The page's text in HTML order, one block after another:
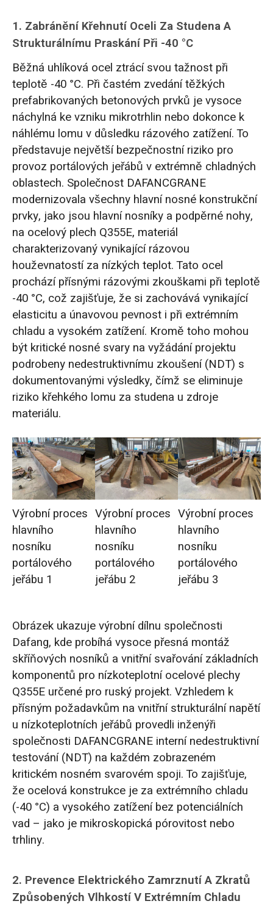
1. Zabránění Křehnutí Oceli Za Studena A
Strukturálnímu Praskání Při -40 °C
Běžná uhlíková ocel ztrácí svou tažnost při
teplotě -40 °C. Při častém zvedání těžkých
prefabrikovaných betonových prvků je vysoce
náchylná ke vzniku mikrotrhlin nebo dokonce k
náhlému lomu v důsledku rázového zatížení. To
představuje největší bezpečnostní riziko pro
provoz portálových jeřábů v extrémně chladných
oblastech. Společnost DAFANCGRANE
modernizovala všechny hlavní nosné konstrukční
prvky, jako jsou hlavní nosníky a podpěrné nohy,
na ocelový plech Q355E, materiál
charakterizovaný vynikající rázovou
houževnatostí za nízkých teplot. Tato ocel
prochází přísnými rázovými zkouškami při teplotě
-40 °C, což zajišťuje, že si zachovává vynikající
elasticitu a únavovou pevnost i při extrémním
chladu a vysokém zatížení. Kromě toho mohou
být kritické nosné svary na vyžádání projektu
podrobeny nedestruktivnímu zkoušení (NDT) s
dokumentovanými výsledky, čímž se eliminuje
riziko křehkého lomu za studena u zdroje
materiálu.
Výrobní proces
hlavního
nosníku
portálového
jeřábu 1
Výrobní proces
hlavního
nosníku
portálového
jeřábu 2
Výrobní proces
hlavního
nosníku
portálového
jeřábu 3
Obrázek ukazuje výrobní dílnu společnosti
Dafang, kde probíhá vysoce přesná montáž
skříňových nosníků a vnitřní svařování základních
komponentů pro nízkoteplotní ocelové plechy
Q355E určené pro ruský projekt. Vzhledem k
přísným požadavkům na vnitřní strukturální napětí
u nízkoteplotních jeřábů provedli inženýři
společnosti DAFANCGRANE interní nedestruktivní
testování (NDT) na každém zobrazeném
kritickém nosném svarovém spoji. To zajišťuje,
že ocelová konstrukce je za extrémního chladu
(-40 °C) a vysokého zatížení bez potenciálních
vad – jako je mikroskopická pórovitost nebo
trhliny.
2. Prevence Elektrického Zamrznutí A Zkratů
Způsobených Vlhkostí V Extrémním Chladu